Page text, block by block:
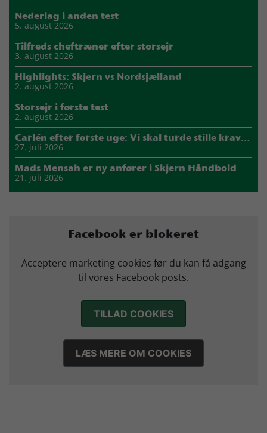
Nederlag i anden test
5. august 2026
Tilfreds cheftræner efter storsejr
3. august 2026
Highlights: Skjern vs Nordsjælland
2. august 2026
Storsejr i første test
2. august 2026
Carlén efter første uge: Vi skal turde stille krav til hinanden
27. juli 2026
Mads Mensah er ny anfører i Skjern Håndbold
21. juli 2026
Marius Nørsøller udlejes til HØJ Elite
Morten Vium takker af efter 17 sæsoner i grønt
12. juli 2026
Facebook er blokeret
Acceptere marketing cookies før du kan få adgang
til vores Facebook posts.
TILLAD COOKIES
LÆS MERE OM COOKIES